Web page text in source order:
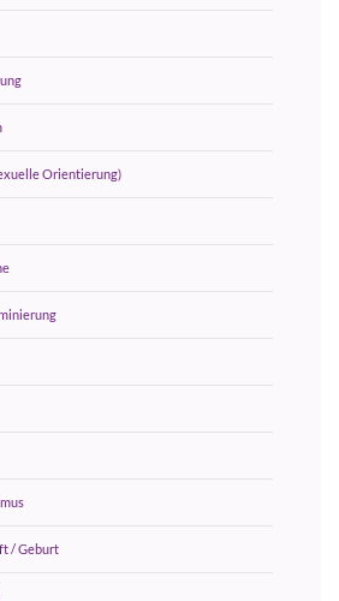
Orientierung)
/ Geburt